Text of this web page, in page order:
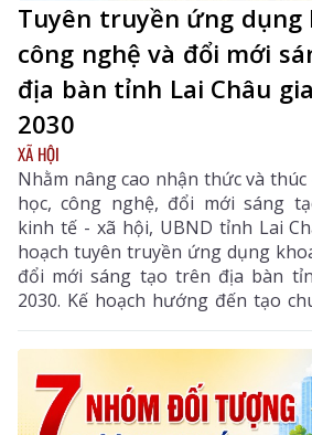
Tuyên truyền ứng dụng
công nghệ và đổi mới
địa bàn tỉnh Lai Châu
2030
XÃ HỘI
Nhằm nâng cao nhận thức và
học, công nghệ, đổi mới sáng
kinh tế - xã hội, UBND tỉnh Lai
hoạch tuyên truyền ứng dụng
đổi mới sáng tạo trên địa bàn
2030. Kế hoạch hướng đến tạo
từ nhận thức đến hành động,
khoa học, công nghệ, đổi mới
số, góp phần thực hiện hiệu
triển của tỉnh trong giai đoạn mới.